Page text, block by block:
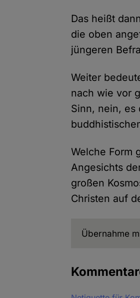
Das heißt
die oben
jüngeren
Weiter
nach wie vor
Sinn, nein, es
Welche Form
Angesichts
großen
Christen auf
Übernahme